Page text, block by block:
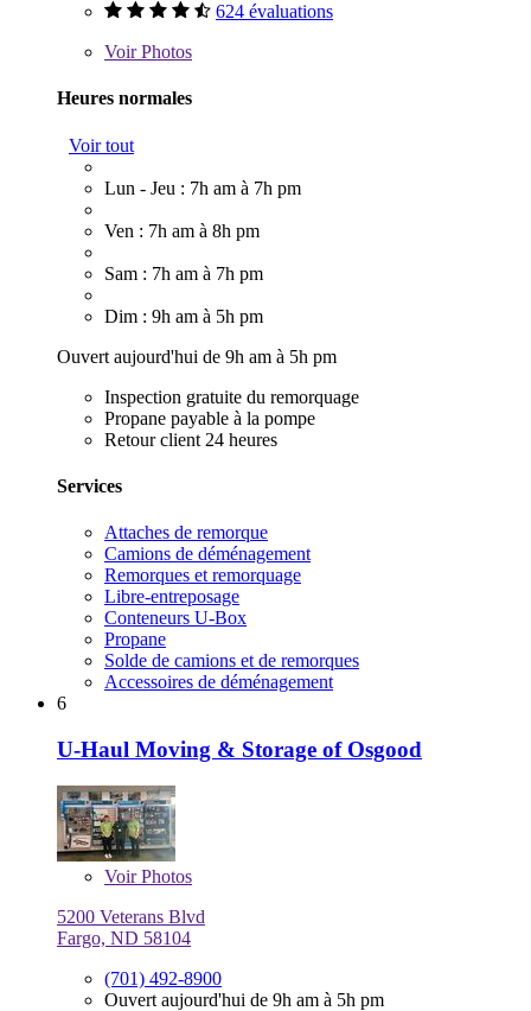
624 évaluations
VoirPhotos
Heures normales
Voir tout
Lun - Jeu : 7h am à 7h pm
Ven : 7h am à 8h pm
Sam : 7h am à 7h pm
Dim : 9h am à 5h pm
Ouvert aujourd'hui de 9h am à 5h pm
Inspection gratuite du remorquage
Propane payable à la pompe
Retour client 24 heures
Services
Attaches de remorque
Camions de déménagement
Remorques et remorquage
Libre-entreposage
Conteneurs U-Box
Propane
Solde de camions et de remorques
Accessoires de déménagement
6
U-Haul Moving & Storage of Osgood
VoirPhotos
5200 Veterans Blvd
Fargo, ND 58104
(701) 492-8900
Ouvert aujourd'hui de 9h am à 5h pm